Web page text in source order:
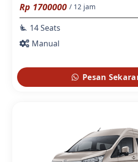
Rp 1700000 / 12 jam
airline_seat_recline_extra 14 Seats
Manual
Pesan